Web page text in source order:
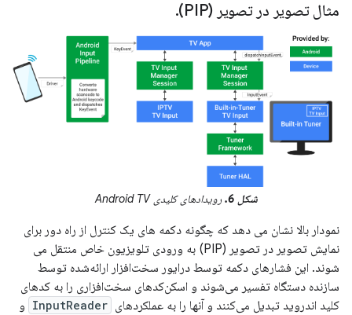
مثال تصویر در تصویر (PIP) .
شکل 6. رویدادهای کلیدی Android TV
نمودار بالا نشان می دهد که چگونه دکمه های یک کنترل از راه دور برای
نمایش تصویر در تصویر (PIP) به ورودی تلویزیون خاص منتقل می
شوند. این فشارهای دکمه توسط درایور سخت‌افزار ارائه‌شده توسط
سازنده دستگاه تفسیر می‌شوند و اسکن‌کدهای سخت‌افزاری را به کدهای
کلید اندروید تبدیل می‌کنند و آنها را به عملکردهای InputReader و